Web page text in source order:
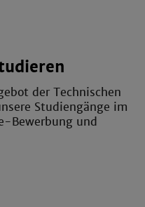
der Technischen
Studiengänge im
Bewerbung und